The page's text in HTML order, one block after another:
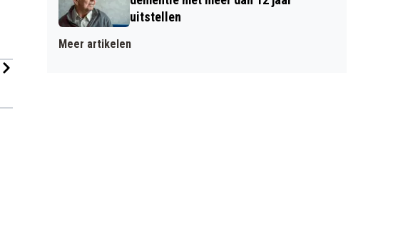
uitstellen
Meer artikelen